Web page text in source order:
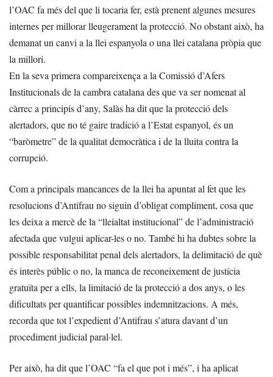
l’OAC fa més del que li tocaria fer, està prenent algunes mesures
internes per millorar lleugerament la protecció. No obstant això, ha
demanat un canvi a la llei espanyola o una llei catalana pròpia que
la millori.
En la seva primera compareixença a la Comissió d’Afers
Institucionals de la cambra catalana des que va ser nomenat al
càrrec a principis d’any, Salàs ha dit que la protecció dels
alertadors, que no té gaire tradició a l’Estat espanyol, és un
“baròmetre” de la qualitat democràtica i de la lluita contra la
corrupció.
Com a principals mancances de la llei ha apuntat al fet que les
resolucions d’Antifrau no siguin d’obligat compliment, cosa que
les deixa a mercè de la “lleialtat institucional” de l’administració
afectada que vulgui aplicar-les o no. També hi ha dubtes sobre la
possible responsabilitat penal dels alertadors, la delimitació de què
és interès públic o no, la manca de reconeixement de justícia
gratuïta per a ells, la limitació de la protecció a dos anys, o les
dificultats per quantificar possibles indemnitzacions. A més,
recorda que tot l’expedient d’Antifrau s’atura davant d’un
procediment judicial paral·lel.
Per això, ha dit que l’OAC “fa el que pot i més”, i ha aplicat